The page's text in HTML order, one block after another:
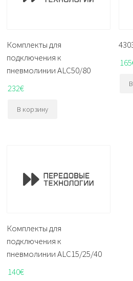
Комплекты для
подключения к
пневмолинии ALC50/80
232€
В корзину
165
Комплекты для
подключения к
пневмолинии ALC15/25/40
140€